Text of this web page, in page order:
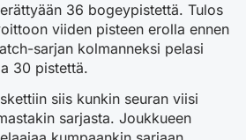
36 bogeypistettä. Tulos
viiden pisteen erolla ennen
sarjan kolmanneksi pelasi
30 pistettä.
siis kunkin seuran viisi
sarjasta. Joukkueen